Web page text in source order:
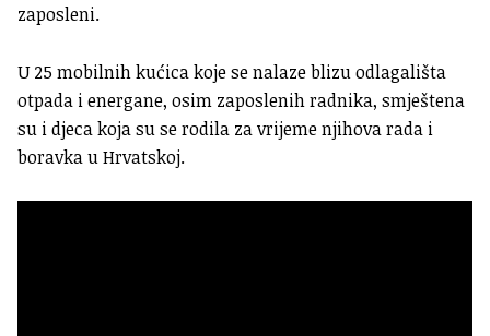
zaposleni.
U 25 mobilnih kućica koje se nalaze blizu odlagališta
otpada i energane, osim zaposlenih radnika, smještena
su i djeca koja su se rodila za vrijeme njihova rada i
boravka u Hrvatskoj.